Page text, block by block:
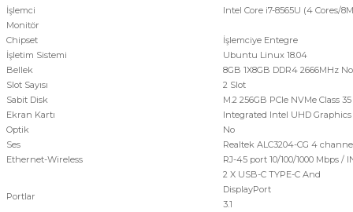
İşlemci
Intel Core i7-8565U (4 Cores/
Monitör
Chipset
İşlemciye Entegre
İşletim Sistemi
Ubuntu Linux 18.04
Bellek
8GB 1X8GB DDR4 2666MHz
Slot Sayısı
2 Slot
Sabit Disk
M.2 256GB PCIe NVMe Class
Ekran Kartı
Integrated Intel UHD Graphics
Optik
No
Ses
Realtek ALC3204-CG 4
Ethernet-Wireless
RJ-45 port 10/100/1000 Mbps /
Portlar
2 X USB-C TYPE-C And